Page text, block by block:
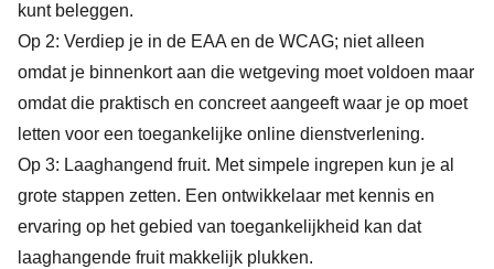
kunt beleggen.
Op 2: Verdiep je in de EAA en de WCAG; niet alleen
omdat je binnenkort aan die wetgeving moet voldoen maar
omdat die praktisch en concreet aangeeft waar je op moet
letten voor een toegankelijke online dienstverlening.
Op 3: Laaghangend fruit. Met simpele ingrepen kun je al
grote stappen zetten. Een ontwikkelaar met kennis en
ervaring op het gebied van toegankelijkheid kan dat
laaghangende fruit makkelijk plukken.